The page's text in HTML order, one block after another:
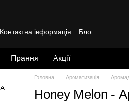
Контактна інформація
Блог
Прання Акції
Головна Ароматизація
Honey Melon -